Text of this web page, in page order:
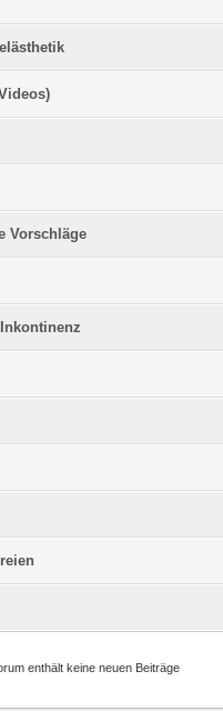
Vorschläge
enthält keine neuen Beiträge